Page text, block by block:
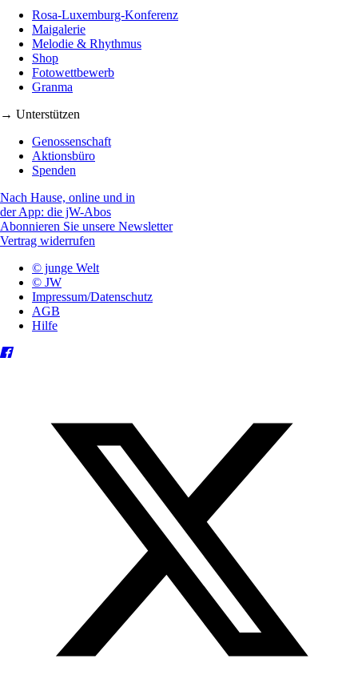
Rosa-Luxemburg-Konferenz
Maigalerie
Melodie & Rhythmus
Shop
Fotowettbewerb
Granma
→ Unterstützen
Genossenschaft
Aktionsbüro
Spenden
Nach Hause, online und in
der App: die jW-Abos
Abonnieren Sie unsere Newsletter
Vertrag widerrufen
© junge Welt
© JW
Impressum/Datenschutz
AGB
Hilfe